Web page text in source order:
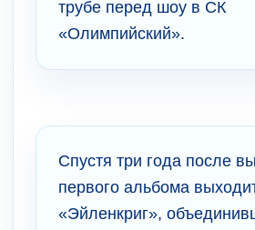
трубе перед шоу в СК
«Олимпийский».
Спустя три года после
первого альбома
«Эйленкриг»,